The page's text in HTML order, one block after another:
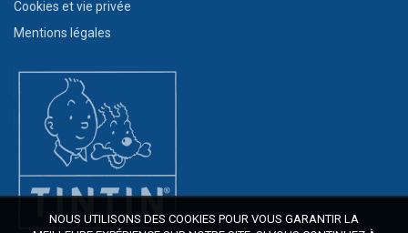
Cookies et vie privée
Mentions légales
NOUS UTILISONS DES COOKIES POUR VOUS GARANTIR LA